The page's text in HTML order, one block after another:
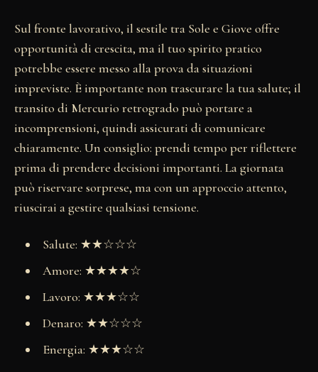
Sul fronte lavorativo, il sestile tra Sole e Giove offre
opportunità di crescita, ma il tuo spirito pratico
potrebbe essere messo alla prova da situazioni
impreviste. È importante non trascurare la tua salute; il
transito di Mercurio retrogrado può portare a
incomprensioni, quindi assicurati di comunicare
chiaramente. Un consiglio: prendi tempo per riflettere
prima di prendere decisioni importanti. La giornata
può riservare sorprese, ma con un approccio attento,
riuscirai a gestire qualsiasi tensione.
Salute: ★★☆☆☆
Amore: ★★★★☆
Lavoro: ★★★☆☆
Denaro: ★★☆☆☆
Energia: ★★★☆☆